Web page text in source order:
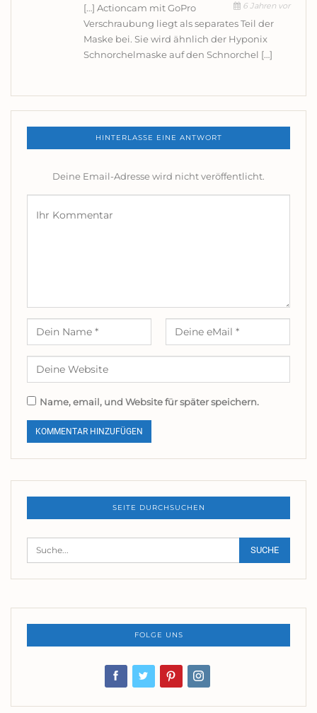
6 Jahren vor
[…] Actioncam mit GoPro
Verschraubung liegt als separates Teil der
Maske bei. Sie wird ähnlich der Hyponix
Schnorchelmaske auf den Schnorchel […]
HINTERLASSE EINE ANTWORT
Deine Email-Adresse wird nicht veröffentlicht.
Name, email, und Website für später speichern.
SEITE DURCHSUCHEN
FOLGE UNS